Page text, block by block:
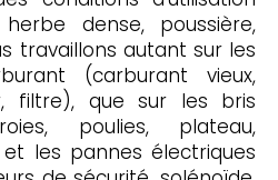
dense, poussière,
travaillons autant sur les
(carburant vieux,
filtre), que sur les bris
poulies, plateau,
les pannes électriques